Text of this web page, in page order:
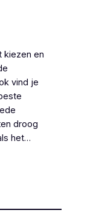
kiezen en
vind je
droog
het…